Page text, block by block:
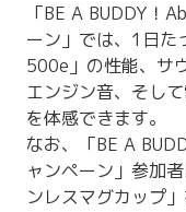
「BE A BUDDY！
ーン」では、1日
500e」の性能、サ
エンジン音、そし
を体感できます。
なお、「BE A
ャンペーン」参加
ンレスマグカップ